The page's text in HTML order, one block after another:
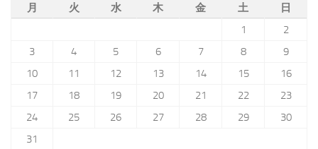
月
火 水 木 金 土
日
1
2
3
4 5 6 7 8
9
10
11 12 13 14 15
16
17
18 19 20 21 22
23
24
25 26 27 28 29
30
31